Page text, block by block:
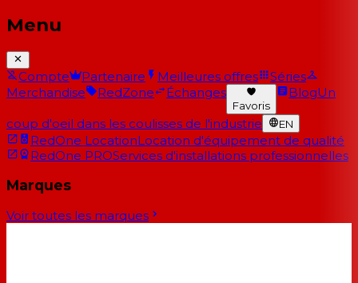
Menu
Compte Partenaire Meilleures offres
Séries
Merchandise
RedZone Échanges
Favoris
BlogUn
coup d'oeil dans les coulisses de l'industrie EN
RedOne LocationLocation d'équipement de qualité
RedOne PROServices d'installations professionnelles
Marques
Voir toutes les marques